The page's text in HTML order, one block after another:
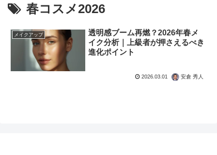
春コスメ2026
メイクアップ
透明感ブーム再燃？2026年春メ
イク分析｜上級者が押さえるべき
進化ポイント
2026.03.01 安倉 秀人